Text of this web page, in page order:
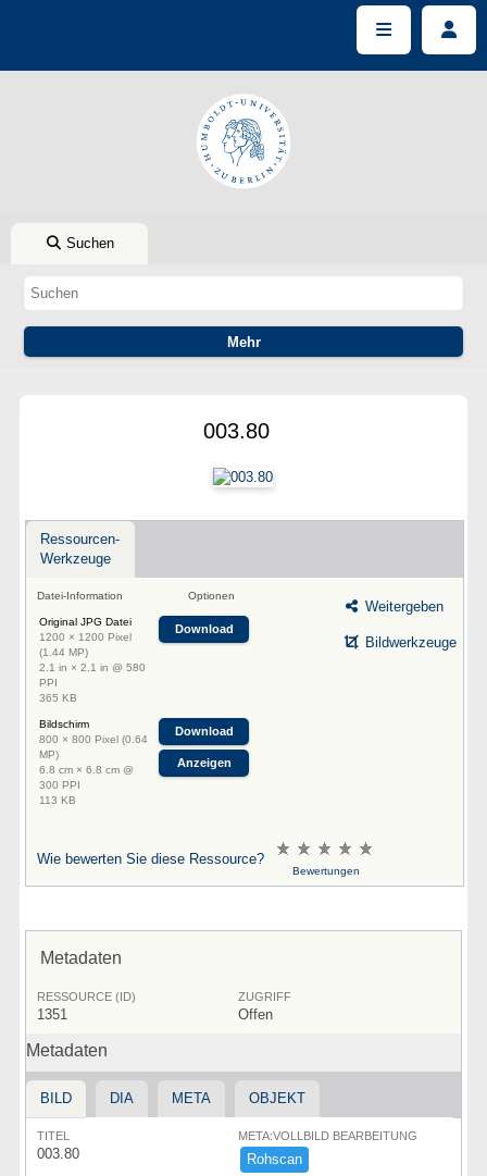
Suchen
003.80
Ressourcen-
Werkzeuge
Datei-Information Optionen
Original JPG Datei
1200 × 1200 Pixel
(1.44 MP)
2.1 in × 2.1 in @ 580
PPI
365 KB
Download
Bildschirm
800 × 800 Pixel (0.64
MP)
6.8 cm × 6.8 cm @
300 PPI
113 KB
Download
Anzeigen
Weitergeben
Bildwerkzeuge
Wie bewerten Sie diese Ressource?
Bewertungen
Metadaten
RESSOURCE (ID)
1351
ZUGRIFF
Offen
Metadaten
BILD DIA META OBJEKT
TITEL
003.80
META:VOLLBILD BEARBEITUNG
Rohscan